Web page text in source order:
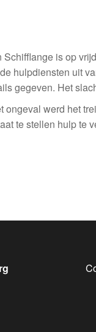
Schifflange is op
hulpdiensten uit
gegeven. Het
ongeval werd het
te stellen hulp te